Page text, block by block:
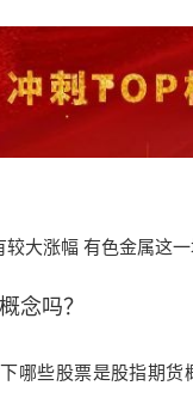
大涨幅 有色金属这
念吗？
哪些股票是股指期